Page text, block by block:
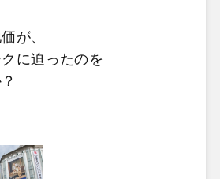
が、
に迫ったのを